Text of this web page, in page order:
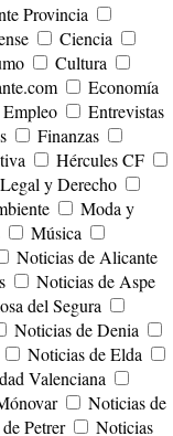
Provincia
Ciencia
Cultura
Economía
Empleo
Entrevistas
Finanzas
Hércules CF
Legal y Derecho
Moda y
Música
Noticias de Alicante
Noticias de Aspe
del Segura
Noticias de Denia
Noticias de Elda
Valenciana
Noticias de
Petrer
Noticias